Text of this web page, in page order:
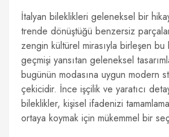
İtalyan bileklikleri geleneksel bir
trende dönüştüğü benzersiz
zengin kültürel mirasıyla birleşen bu
geçmişi yansıtan geleneksel
bugünün modasına uygun modern
çekicidir. İnce işçilik ve yaratıcı
bileklikler, kişisel ifadenizi
ortaya koymak için mükemmel bir